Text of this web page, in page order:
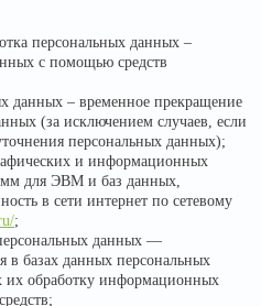
персональных данных –
с помощью средств
данных – временное прекращение
(за исключением случаев, если
персональных данных);
и информационных
для ЭВМ и баз данных,
в сети интернет по сетевому
;
данных —
в базах данных персональных
обработку информационных